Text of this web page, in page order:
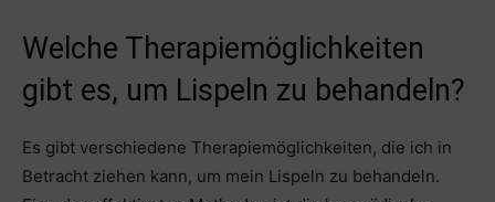
Welche Therapiemöglichkeiten
gibt es, um Lispeln zu behandeln?
Es gibt verschiedene Therapiemöglichkeiten, die ich in
Betracht ziehen kann, um mein Lispeln zu behandeln.